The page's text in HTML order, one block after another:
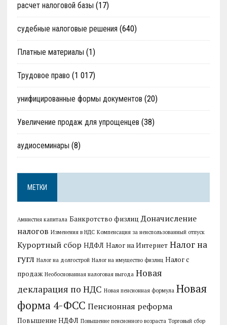
расчет налоговой базы (17)
судебные налоговые решения (640)
Платные материалы (1)
Трудовое право (1 017)
унифицированные формы документов (20)
Увеличение продаж для упрощенцев (38)
аудиосеминары (8)
МЕТКИ
Амнистия капитала Банкротство физлиц Доначисление
налогов Изменения в НДС Компенсация за неиспользованный отпуск
Курортный сбор НДФЛ Налог на Интернет Налог на
гугл Налог на долгострой Налог на имущество физлиц Налог с
продаж Необоснованная налоговая выгода Новая
декларация по НДС Новая пенсионная формула Новая
форма 4-ФСС Пенсионная реформа
Повышение НДФЛ Повышение пенсионного возраста Торговый сбор